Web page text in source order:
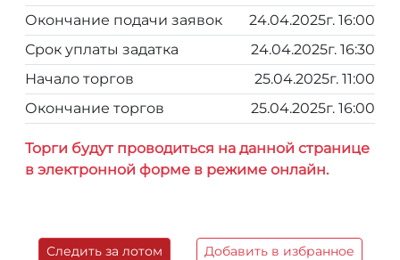
Окончание подачи заявок
24.04.2025г. 16:00
Срок уплаты задатка
24.04.2025г. 16:30
Начало торгов
25.04.2025г. 11:00
Окончание торгов
25.04.2025г. 16:00
Торги будут проводиться на данной странице
в электронной форме в режиме онлайн.
Следить за лотом Добавить в избранное